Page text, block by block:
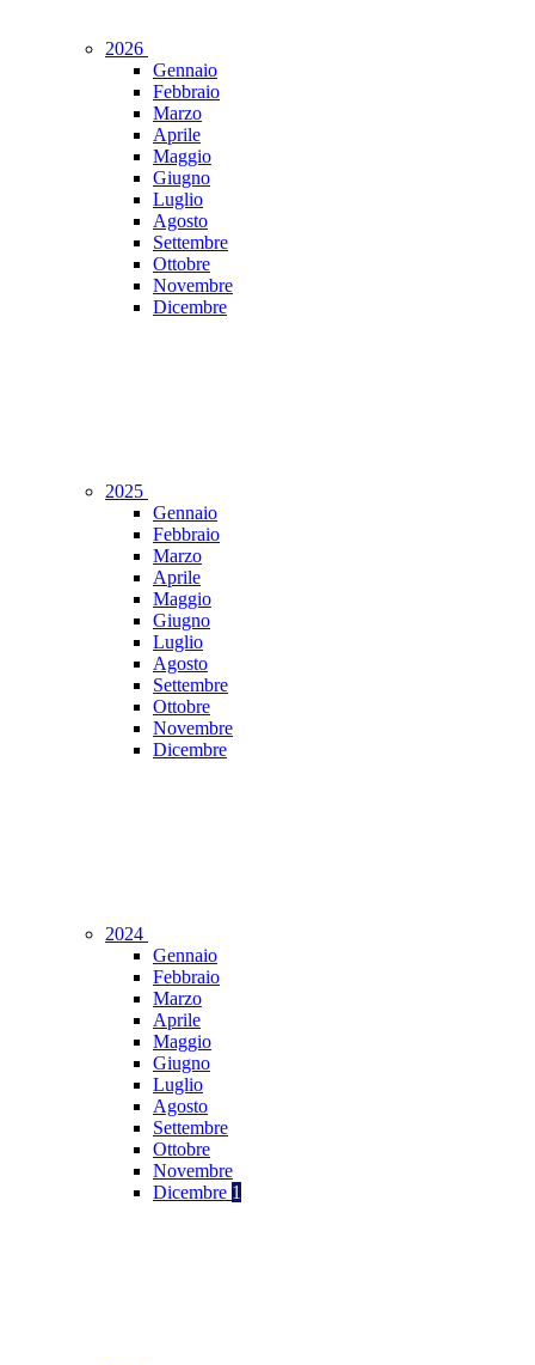
2026
Gennaio
Febbraio
Marzo
Aprile
Maggio
Giugno
Luglio
Agosto
Settembre
Ottobre
Novembre
Dicembre
2025
Gennaio
Febbraio
Marzo
Aprile
Maggio
Giugno
Luglio
Agosto
Settembre
Ottobre
Novembre
Dicembre
2024
Gennaio
Febbraio
Marzo
Aprile
Maggio
Giugno
Luglio
Agosto
Settembre
Ottobre
Novembre
Dicembre 1